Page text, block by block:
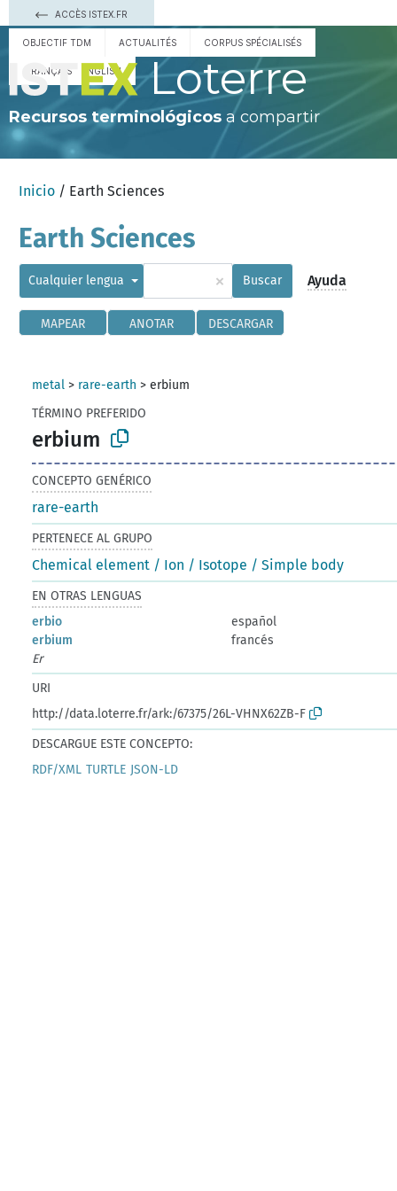
ACCÈS ISTEX.FR
OBJECTIF TDM ACTUALITÉS CORPUS SPÉCIALISÉS
FRANÇAIS ENGLISH Loterre
Recursos terminológicos a compartir
Inicio / Earth Sciences
Earth Sciences
Cualquier lengua × Buscar Ayuda
MAPEAR ANOTAR DESCARGAR
metal > rare-earth >erbium
TÉRMINO PREFERIDO
erbium
CONCEPTO GENÉRICO
rare-earth
PERTENECE AL GRUPO
Chemical element / Ion / Isotope / Simple body
EN OTRAS LENGUAS
erbio
español
erbium
francés
Er
URI
http://data.loterre.fr/ark:/67375/26L-VHNX62ZB-F
DESCARGUE ESTE CONCEPTO:
RDF/XML TURTLE JSON-LD